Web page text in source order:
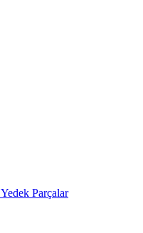
Yedek Parçalar